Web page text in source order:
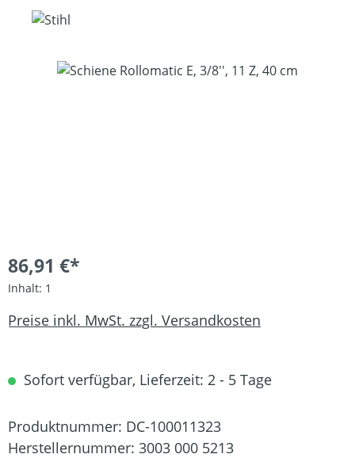
Bildergalerie überspringen
86,91 €*
Inhalt: 1
Preise inkl. MwSt. zzgl. Versandkosten
Sofort verfügbar, Lieferzeit: 2 - 5 Tage
Produktnummer: DC-100011323
Herstellernummer: 3003 000 5213